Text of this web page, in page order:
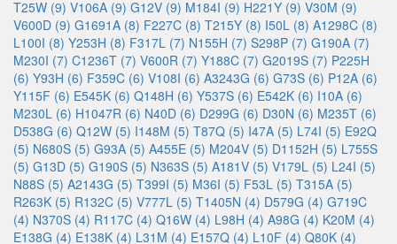
T25W (9) V106A (9) G12V (9) M184I (9) H221Y (9) V30M (9)
V600D (9) G1691A (8) F227C (8) T215Y (8) I50L (8) A1298C (8)
L100I (8) Y253H (8) F317L (7) N155H (7) S298P (7) G190A (7)
M230I (7) C1236T (7) V600R (7) Y188C (7) G2019S (7) P225H
(6) Y93H (6) F359C (6) V108I (6) A3243G (6) G73S (6) P12A (6)
Y115F (6) E545K (6) Q148H (6) Y537S (6) E542K (6) I10A (6)
M230L (6) H1047R (6) N40D (6) D299G (6) D30N (6) M235T (6)
D538G (6) Q12W (5) I148M (5) T87Q (5) I47A (5) L74I (5) E92Q
(5) N680S (5) G93A (5) A455E (5) M204V (5) D1152H (5) L755S
(5) G13D (5) G190S (5) N363S (5) A181V (5) V179L (5) L24I (5)
N88S (5) A2143G (5) T399I (5) M36I (5) F53L (5) T315A (5)
R263K (5) R132C (5) V777L (5) T1405N (4) D579G (4) G719C
(4) N370S (4) R117C (4) Q16W (4) L98H (4) A98G (4) K20M (4)
E138G (4) E138K (4) L31M (4) E157Q (4) L10F (4) Q80K (4)